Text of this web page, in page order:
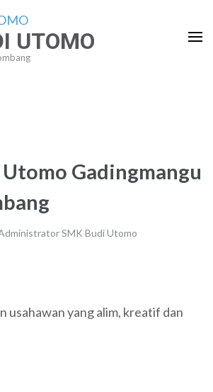
UTOMO
Gadingmangu
SMK Budi Utomo
usahawan yang alim, kreatif dan